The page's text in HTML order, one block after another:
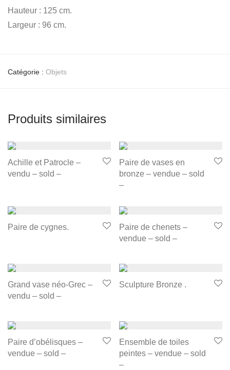
Hauteur : 125 cm.
Largeur : 96 cm.
Catégorie : Objets
Produits similaires
Achille et Patrocle –
vendu – sold –
Paire de vases en
bronze – vendue – sold
–
Paire de cygnes.
Paire de chenets –
vendue – sold –
Grand vase néo-Grec –
vendu – sold –
Sculpture Bronze .
Paire d’obélisques –
vendue – sold –
Ensemble de toiles
peintes – vendue – sold
–